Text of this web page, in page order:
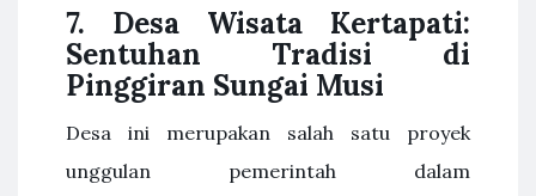
7. Desa Wisata Kertapati:
Sentuhan Tradisi di
Pinggiran Sungai Musi
Desa ini merupakan salah satu proyek
unggulan pemerintah dalam